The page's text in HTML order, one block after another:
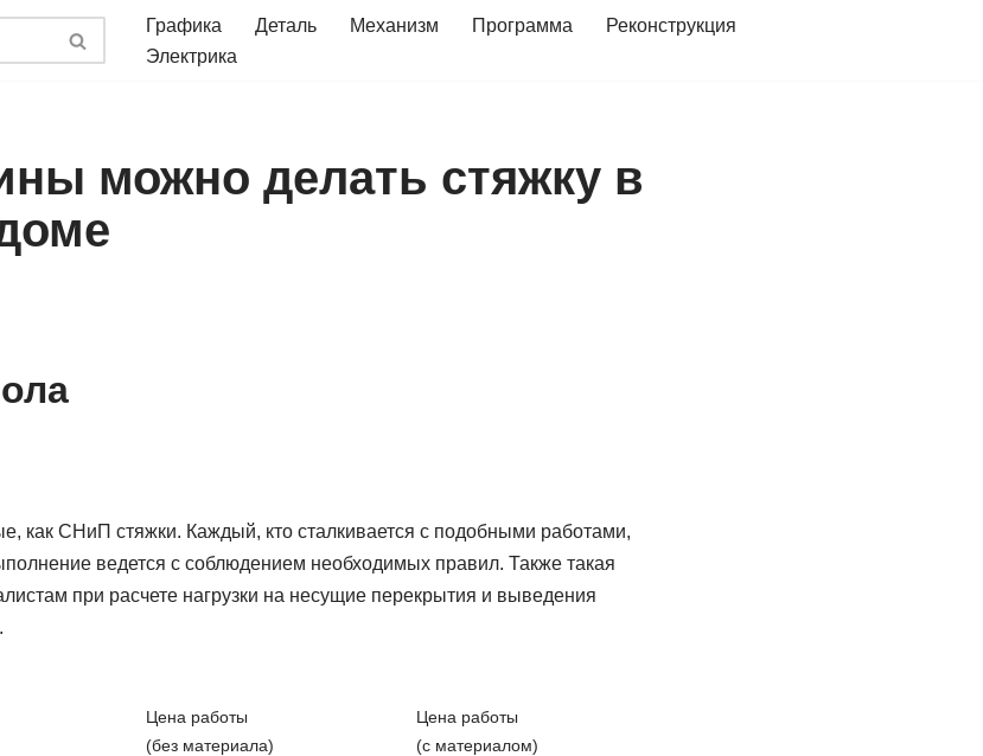
Графика Деталь Механизм Программа
Реконструкция
Электрика
можно делать стяжку в
как СНиП стяжки. Каждый, кто сталкивается с подобными работами,
ведется с соблюдением необходимых правил. Также такая
при расчете нагрузки на несущие перекрытия и выведения
Цена работы
(без материала)
Цена работы
(с материалом)